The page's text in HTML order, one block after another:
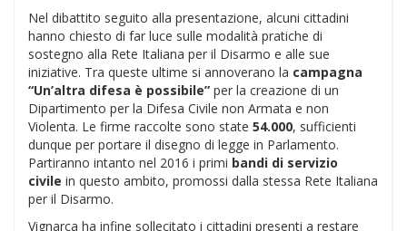
Nel dibattito seguito alla presentazione, alcuni cittadini
hanno chiesto di far luce sulle modalità pratiche di
sostegno alla Rete Italiana per il Disarmo e alle sue
iniziative. Tra queste ultime si annoverano la campagna
“Un’altra difesa è possibile” per la creazione di un
Dipartimento per la Difesa Civile non Armata e non
Violenta. Le firme raccolte sono state 54.000, sufficienti
dunque per portare il disegno di legge in Parlamento.
Partiranno intanto nel 2016 i primi bandi di servizio
civile in questo ambito, promossi dalla stessa Rete Italiana
per il Disarmo.
Vignarca ha infine sollecitato i cittadini presenti a restare